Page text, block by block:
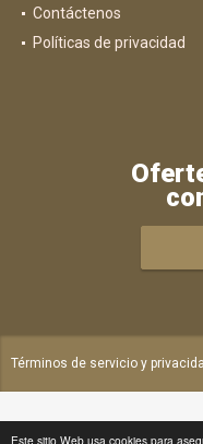
Este sitio Web usa cookies para
Contáctenos
Políticas de privacidad
Términos de servicio y